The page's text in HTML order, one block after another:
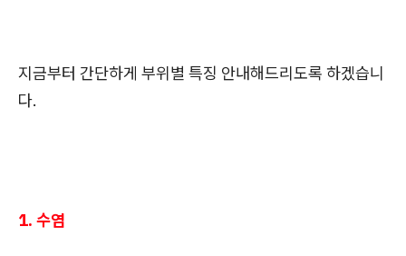
지금부터 간단하게 부위별 특징 안내해드리도록 하겠습니
다.
1. 수염